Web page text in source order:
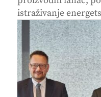
istraživanje